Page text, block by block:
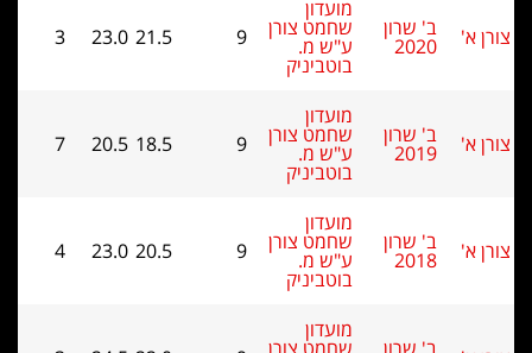
ב' שרון
2020
שחמט צורן
ע"ש מ.
בוטביניק
9
21.5
23.0
3
ב' שרון
2019
שחמט צורן
ע"ש מ.
בוטביניק
9
18.5
20.5
7
ב' שרון
2018
שחמט צורן
ע"ש מ.
בוטביניק
9
20.5
23.0
4